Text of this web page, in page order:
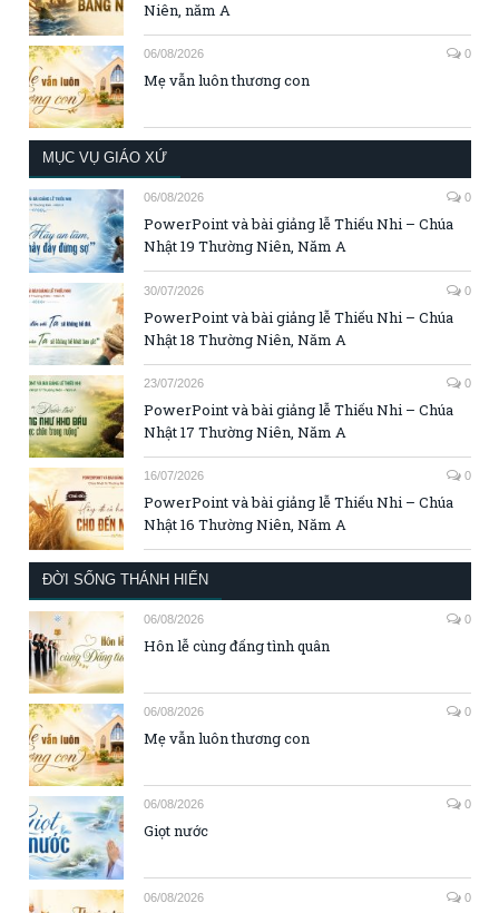
Niên, năm A
06/08/2026 0
Mẹ vẫn luôn thương con
MỤC VỤ GIÁO XỨ
06/08/2026 0
PowerPoint và bài giảng lễ Thiếu Nhi – Chúa
Nhật 19 Thường Niên, Năm A
30/07/2026 0
PowerPoint và bài giảng lễ Thiếu Nhi – Chúa
Nhật 18 Thường Niên, Năm A
23/07/2026 0
PowerPoint và bài giảng lễ Thiếu Nhi – Chúa
Nhật 17 Thường Niên, Năm A
16/07/2026 0
PowerPoint và bài giảng lễ Thiếu Nhi – Chúa
Nhật 16 Thường Niên, Năm A
ĐỜI SỐNG THÁNH HIẾN
06/08/2026 0
Hôn lễ cùng đấng tình quân
06/08/2026 0
Mẹ vẫn luôn thương con
06/08/2026 0
Giọt nước
06/08/2026 0